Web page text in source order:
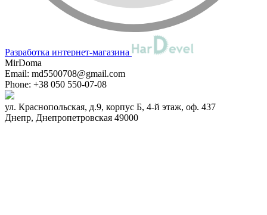
Разработка интернет-магазина
MirDoma
Email: md5500708@gmail.com
Phone: +38 050 550-07-08
ул. Краснопольская, д.9, корпус Б, 4-й этаж, оф. 437
Днепр, Днепропетровская 49000